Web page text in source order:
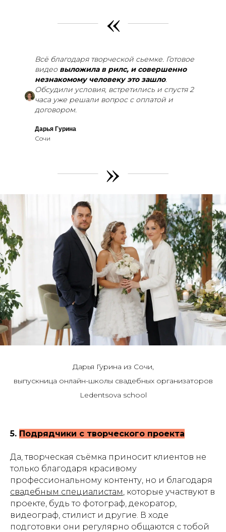
«
Всё благодаря творческой сьемке. Готовое
видео выложила в рилс, и совершенно
незнакомому человеку это зашло.
Обсудили условия, встретились и спустя 2
часа уже решали вопрос с оплатой и
договором.
Дарья Гурина
Сочи
»
Дарья Гурина из Сочи,
выпускница онлайн-школы свадебных организаторов
Ledentsova school
5. Подрядчики с творческого проекта
Да, творческая съёмка приносит клиентов не
только благодаря красивому
профессиональному контенту, но и благодаря
свадебным специалистам , которые участвуют в
проекте, будь то фотограф, декоратор,
видеограф, стилист и другие. В ходе
подготовки они регулярно общаются с тобой